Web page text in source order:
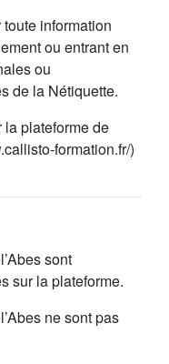
information
ou entrant en
ou
de la Nétiquette.
plateforme de
formation.fr/)
sont
sur la plateforme.
ne sont pas